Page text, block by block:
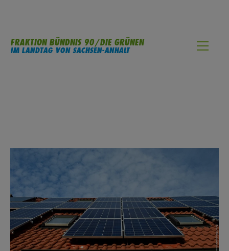
FRAKTION BÜNDNIS 90/DIE GRÜNEN
IM LANDTAG VON SACHSEN-ANHALT